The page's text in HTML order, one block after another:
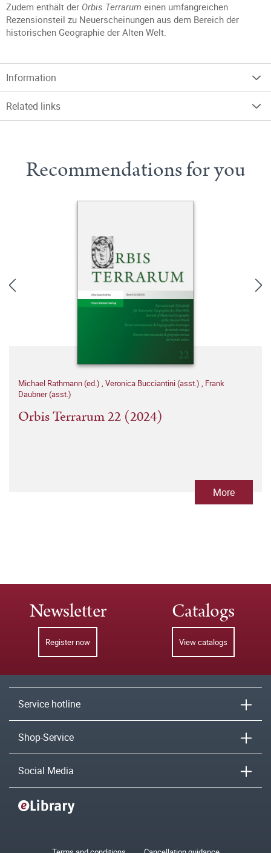
Zudem enthält der Orbis Terrarum einen umfangreichen
Rezensionsteil zu Neuerscheinungen aus dem Bereich der
historischen Geographie der Alten Welt.
Information
Related links
Recommendations for you
Michael Rathmann (ed.) , Veronica Bucciantini (asst.) , Frank
Daubner (asst.)
Orbis Terrarum 22 (2024)
More
Newsletter
Register now
Catalogs
View catalogs
Service hotline
Shop-Service
Social Media